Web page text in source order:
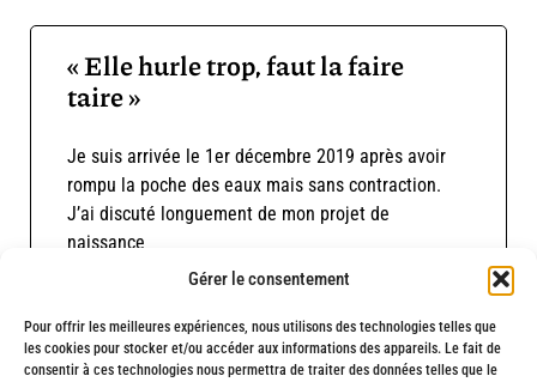
Gérer le consentement
Pour offrir les meilleures expériences, nous utilisons des technologies telles que
les cookies pour stocker et/ou accéder aux informations des appareils. Le fait de
consentir à ces technologies nous permettra de traiter des données telles que le
« Elle hurle trop, faut la faire
taire »
Je suis arrivée le 1er décembre 2019 après avoir
rompu la poche des eaux mais sans contraction.
J’ai discuté longuement de mon projet de
naissance